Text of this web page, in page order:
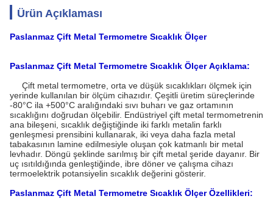
Ürün Açıklaması
Paslanmaz Çift Metal Termometre Sıcaklık Ölçer
Paslanmaz Çift Metal Termometre Sıcaklık ÖlçerAçıklama:
Çift metal termometre, orta ve düşük sıcaklıkları ölçmek için
yerinde kullanılan bir ölçüm cihazıdır. Çeşitli üretim süreçlerinde
-80°C ila +500°C aralığındaki sıvı buharı ve gaz ortamının
sıcaklığını doğrudan ölçebilir. Endüstriyel çift metal termometrenin
ana bileşeni, sıcaklık değiştiğinde iki farklı metalin farklı
genleşmesi prensibini kullanarak, iki veya daha fazla metal
tabakasının lamine edilmesiyle oluşan çok katmanlı bir metal
levhadır. Döngü şeklinde sarılmış bir çift metal şeride dayanır. Bir
uç ısıtıldığında genleştiğinde, ibre döner ve çalışma cihazı
termoelektrik potansiyelin sıcaklık değerini gösterir.
Paslanmaz Çift Metal Termometre Sıcaklık Ölçer Özellikleri: